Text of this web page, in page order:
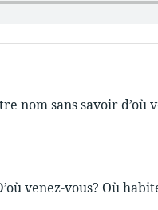
nom sans savoir
venez-vous? Où